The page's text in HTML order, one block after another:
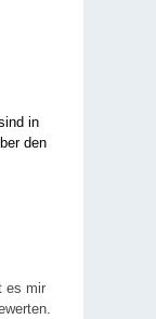
in
den
es mir